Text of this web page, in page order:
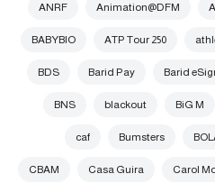
Animation@DFM
ANRF
ATP Tour 250
BABYBIO
Barid
Barid Pay
BDS
BiG M
blackout
BNS
Bumsters
caf
Carol
Casa Guira
CBAM